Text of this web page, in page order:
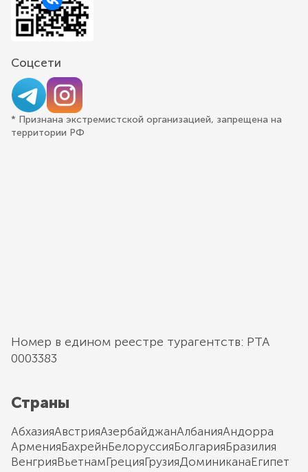
Соцсети
* Признана экстремистской организацией, запрещена на
территории РФ
Номер в едином реестре турагентств: РТА
0003383
Страны
АбхазияАвстрияАзербайджанАлбанияАндорра
АрменияБахрейнБелоруссияБолгарияБразилия
ВенгрияВьетнамГрецияГрузияДоминиканаЕгипет